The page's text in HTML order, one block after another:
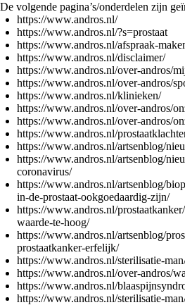
De volgende pagina’s/onderdelen zijn
https://www.andros.nl/
https://www.andros.nl/?s=prostaat
https://www.andros.nl/afspraak-
https://www.andros.nl/disclaimer/
https://www.andros.nl/over-andros/
https://www.andros.nl/over-andros/
https://www.andros.nl/klinieken/
https://www.andros.nl/over-andros/
https://www.andros.nl/over-andros/
https://www.andros.nl/
https://www.andros.nl/artsenblog/
https://www.andros.nl/artsenblog/
coronavirus/
https://www.andros.nl/artsenblog/
in-de-prostaat-ookgoedaardig-zijn/
https://www.andros.nl/
waarde-te-hoog/
https://www.andros.nl/artsenblog/
prostaatkanker-erfelijk/
https://www.andros.nl/sterilisatie-
https://www.andros.nl/over-andros/
https://www.andros.nl/
https://www.andros.nl/sterilisatie-